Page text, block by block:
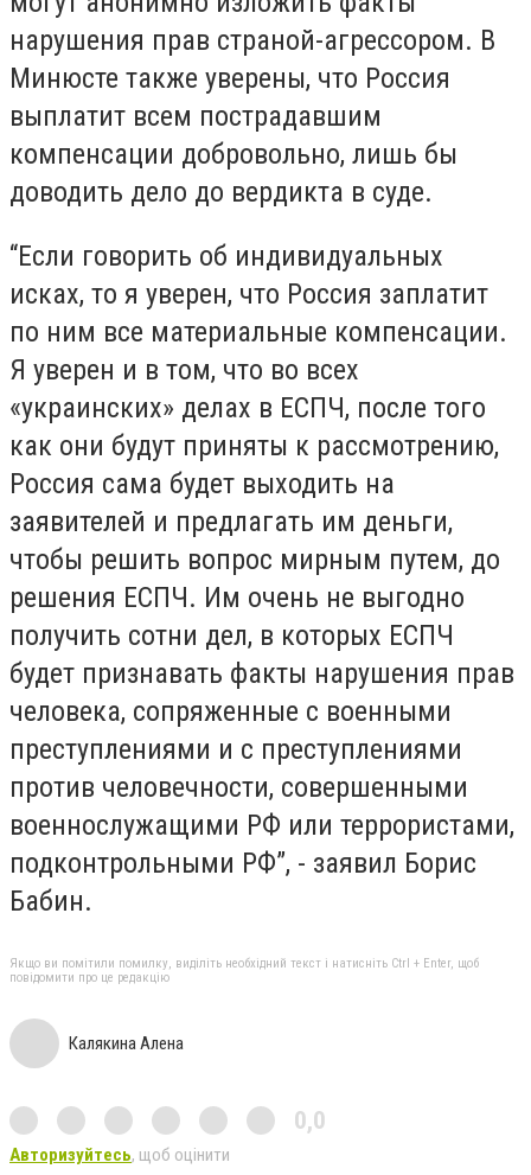
нарушения прав страной-агрессором. В
Минюсте также уверены, что Россия
выплатит всем пострадавшим
компенсации добровольно, лишь бы
доводить дело до вердикта в суде.
“Если говорить об индивидуальных
исках, то я уверен, что Россия заплатит
по ним все материальные компенсации.
Я уверен и в том, что во всех
«украинских» делах в ЕСПЧ, после того
как они будут приняты к рассмотрению,
Россия сама будет выходить на
заявителей и предлагать им деньги,
чтобы решить вопрос мирным путем, до
решения ЕСПЧ. Им очень не выгодно
получить сотни дел, в которых ЕСПЧ
будет признавать факты нарушения прав
человека, сопряженные с военными
преступлениями и с преступлениями
против человечности, совершенными
военнослужащими РФ или террористами,
подконтрольными РФ”, - заявил Борис
Бабин.
Якщо ви помітили помилку, виділіть необхідний текст і натисніть Ctrl + Enter, щоб
повідомити про це редакцію
Калякина Алена
0,0
Авторизуйтесь, щоб оцінити